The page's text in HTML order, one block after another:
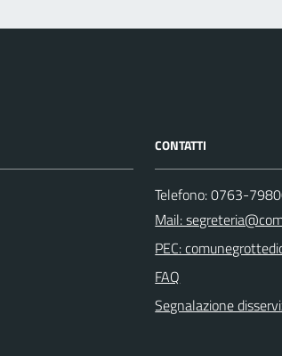
CONTATTI
Telefono: 0763-
Mail:
PEC:
FAQ
Segnalazione